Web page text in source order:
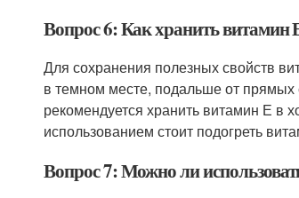
Вопрос 6: Как хранить витамин
Для сохранения полезных свойств
в темном месте, подальше от прямых
рекомендуется хранить витамин Е в
использованием стоит подогреть
Вопрос 7: Можно ли